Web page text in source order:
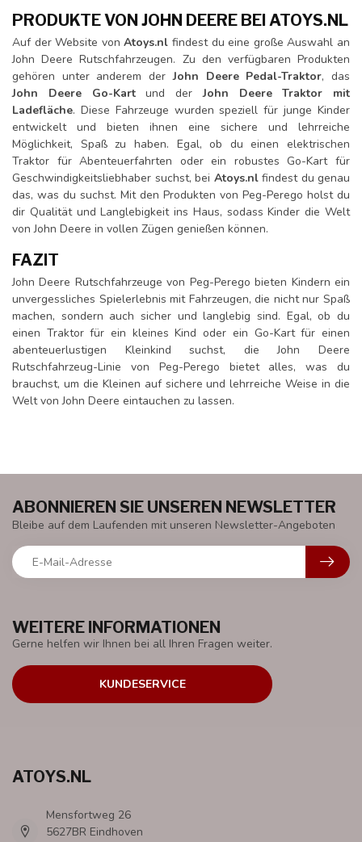
PRODUKTE VON JOHN DEERE BEI ATOYS.NL
Auf der Website vonAtoys.nl findest du eine große Auswahl an
John Deere Rutschfahrzeugen. Zu den verfügbaren Produkten
gehören unter anderem derJohn Deere Pedal-Traktor, das
John Deere Go-Kartund derJohn Deere Traktor mit
Ladefläche. Diese Fahrzeuge wurden speziell für junge Kinder
entwickelt und bieten ihnen eine sichere und lehrreiche
Möglichkeit, Spaß zu haben. Egal, ob du einen elektrischen
Traktor für Abenteuerfahrten oder ein robustes Go-Kart für
Geschwindigkeitsliebhaber suchst, bei Atoys.nlfindest du genau
das, was du suchst. Mit den Produkten von Peg-Perego holst du
dir Qualität und Langlebigkeit ins Haus, sodass Kinder die Welt
von John Deere in vollen Zügen genießen können.
FAZIT
John Deere Rutschfahrzeuge von Peg-Perego bieten Kindern ein
unvergessliches Spielerlebnis mit Fahrzeugen, die nicht nur Spaß
machen, sondern auch sicher und langlebig sind. Egal, ob du
einen Traktor für ein kleines Kind oder ein Go-Kart für einen
abenteuerlustigen Kleinkind suchst, die John Deere
Rutschfahrzeug-Linie von Peg-Perego bietet alles, was du
brauchst, um die Kleinen auf sichere und lehrreiche Weise in die
Welt von John Deere eintauchen zu lassen.
WEITERE INFORMATIONEN
Gerne helfen wir Ihnen bei all Ihren Fragen weiter.
KUNDESERVICE
ABONNIEREN SIE UNSEREN NEWSLETTER
Bleibe auf dem Laufenden mit unseren Newsletter-Angeboten
ATOYS.NL
Mensfortweg 26
5627BR Eindhoven